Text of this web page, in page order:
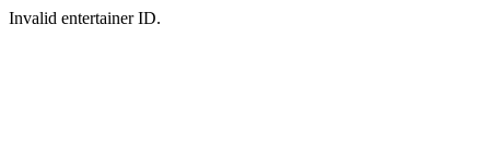
Invalid entertainer ID.